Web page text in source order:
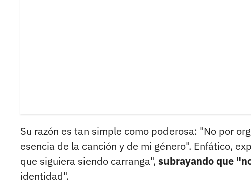
Su razón es tan simple como poderosa: "No por
esencia de la canción y de mi género". Enfático,
que siguiera siendo carranga", subrayando que
identidad".